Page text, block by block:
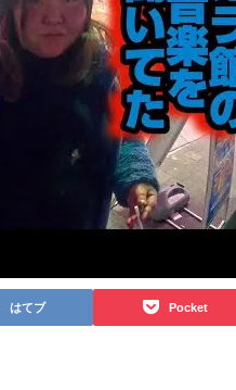
はてブ Pocket